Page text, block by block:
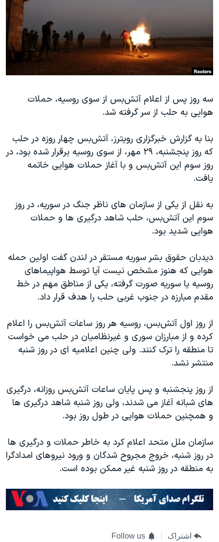
علم و فناوری
گالری عکس
آرشیو پخش زنده
انتخابات ریاست جمهوری آمریکا ۲۰۲۴
حمله جمهوری اسلامی به اسرائیل
رمز مهسا
اعتراضات زن، زندگی، آزادی
مجموعه مستندهای دادخواهی
تریبونال مردمی آبان ۹۸
دادگاه حمید نوری
چهل سال گروگان‌گیری
اعتراضات مردمی آبان ۹۸
اسرائیل در جنگ
نرگس محمدی برنده جایزه نوبل صلح
همایش محافظه‌کاران آمریکا «سی‌پک»
صفحه‌های ویژه
سفر پرزیدنت ترامپ به چین
زبانهای مختلف
سه روز پس از اعلام آتش‌بس از سوی روسیه، حملات
هوایی به حلب از سر گرفته شد.
بنا به گزارش خبرگزاری رویترز، آتش‌بس چهار روزه در حلب
که روز پنجشنبه، ۲۹ مهر، از سوی روسیه برقرار شده بود، در
روز سوم این آتش‌بس و با آغاز حملات هوایی خاتمه
یافت.
به نقل از یکی از سازمان های ناظر جنگ در سوریه، در روز
سوم این آتش‌بس، حلب شاهد درگیری ها و حملات
هوایی شدید بود.
دیدبان حقوق بشر سوریه مستقر در لندن گفت اولین حمله
هوایی که هنوز مشخص نیست آیا توسط هواپیماهای
روسیه یا سوریه صورت گرفته، یکی از مناطق مهم در خط
مقدم مبارزه در جنوب غربی حلب را هدف قرار داد.
از روز اول آتش‌بس، روسیه هر روز ساعات آتش‌بس را اعلام
کرده و از مبارزان سوری و غیرنظامیان در حلب می خواست
تا منطقه را ترک کنند. ولی چنین اعلامیه ای در روز شنبه
منتشر نشد.
از روز پنجشنبه و پس پایان ساعات آتش‌بس روزانه، درگیری
های شبانه آغاز می شدند، ولی روز شنبه شاهد درگیری ها
و همچنین حملات هوایی در طول روز بود.
سازمان ملل متحد اعلام کرد به خاطر حملات و درگیری ها
در روز شنبه، خروج مجروح شدگان و ورود نیروهای امدادگرا
به منطقه در روز شنبه غیر ممکن بوده است.
اشتراک Follow us